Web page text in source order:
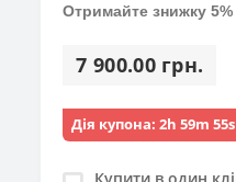
Отримайте знижку 5%
7 900.00 грн.
Дія купона:2h 59m 53s